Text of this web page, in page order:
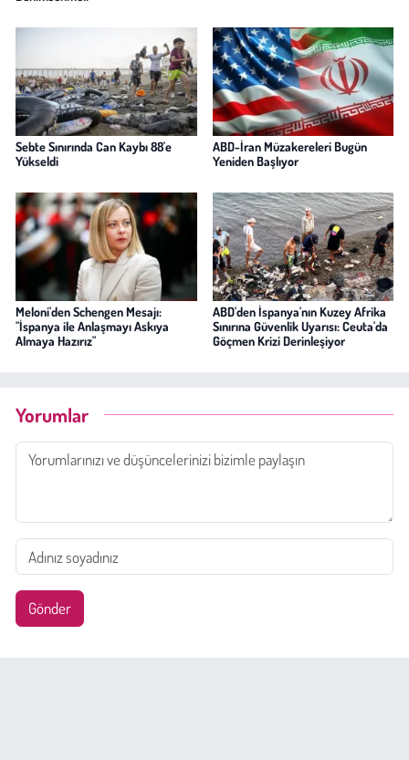
Sebte Sınırında Can Kaybı 88'e
Yükseldi
ABD-İran Müzakereleri Bugün
Yeniden Başlıyor
Meloni'den Schengen Mesajı:
"İspanya ile Anlaşmayı Askıya
Almaya Hazırız"
ABD'den İspanya'nın Kuzey Afrika
Sınırına Güvenlik Uyarısı: Ceuta'da
Göçmen Krizi Derinleşiyor
Yorumlar
Gönder